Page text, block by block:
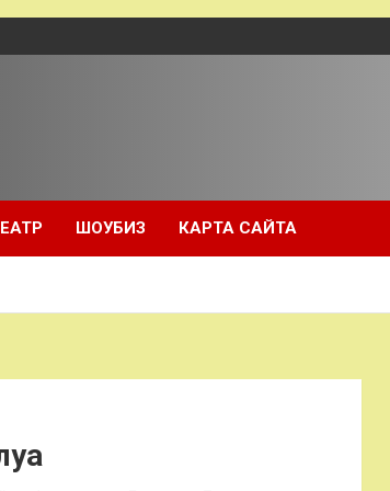
ШОУБИЗ КАРТА САЙТА